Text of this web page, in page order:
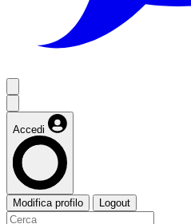
Accedi
Modifica profilo Logout